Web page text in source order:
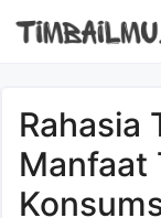
Rahasia
Manfaat